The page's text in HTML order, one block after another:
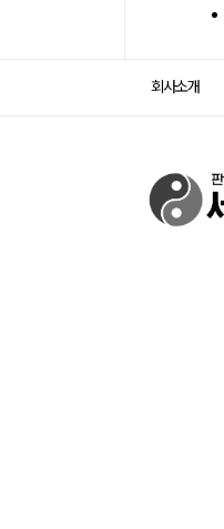
회사소개